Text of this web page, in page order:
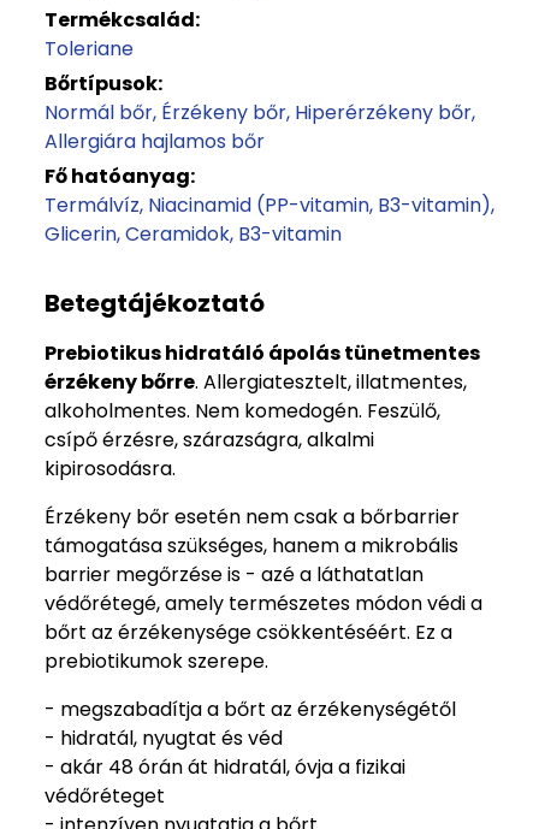
Termékcsalád:
Toleriane
Bőrtípusok:
Normál bőr Érzékeny bőr Hiperérzékeny bőr
Allergiára hajlamos bőr
Fő hatóanyag:
Termálvíz Niacinamid (PP-vitamin, B3-vitamin)
Glicerin Ceramidok B3-vitamin
Betegtájékoztató
Prebiotikus hidratáló ápolás tünetmentes
érzékeny bőrre. Allergiatesztelt, illatmentes,
alkoholmentes. Nem komedogén. Feszülő,
csípő érzésre, szárazságra, alkalmi
kipirosodásra.
Érzékeny bőr esetén nem csak a bőrbarrier
támogatása szükséges, hanem a mikrobális
barrier megőrzése is - azé a láthatatlan
védőrétegé, amely természetes módon védi a
bőrt az érzékenysége csökkentéséért. Ez a
prebiotikumok szerepe.
- megszabadítja a bőrt az érzékenységétől
- hidratál, nyugtat és véd
- akár 48 órán át hidratál, óvja a fizikai
védőréteget